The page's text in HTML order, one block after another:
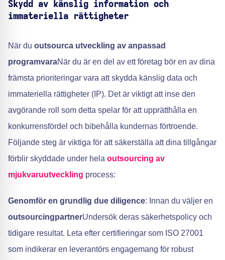
Skydd av känslig information och
immateriella rättigheter
När du outsourca utveckling av anpassad
programvaraNär du är en del av ett företag bör en av dina
främsta prioriteringar vara att skydda känslig data och
immateriella rättigheter (IP). Det är viktigt att inse den
avgörande roll som detta spelar för att upprätthålla en
konkurrensfördel och bibehålla kundernas förtroende.
Följande steg är viktiga för att säkerställa att dina tillgångar
förblir skyddade under hela outsourcing av
mjukvaruutveckling process:
Genomför en grundlig due diligence: Innan du väljer en
outsourcingpartnerUndersök deras säkerhetspolicy och
tidigare resultat. Leta efter certifieringar som ISO 27001
som indikerar en leverantörs engagemang för robust